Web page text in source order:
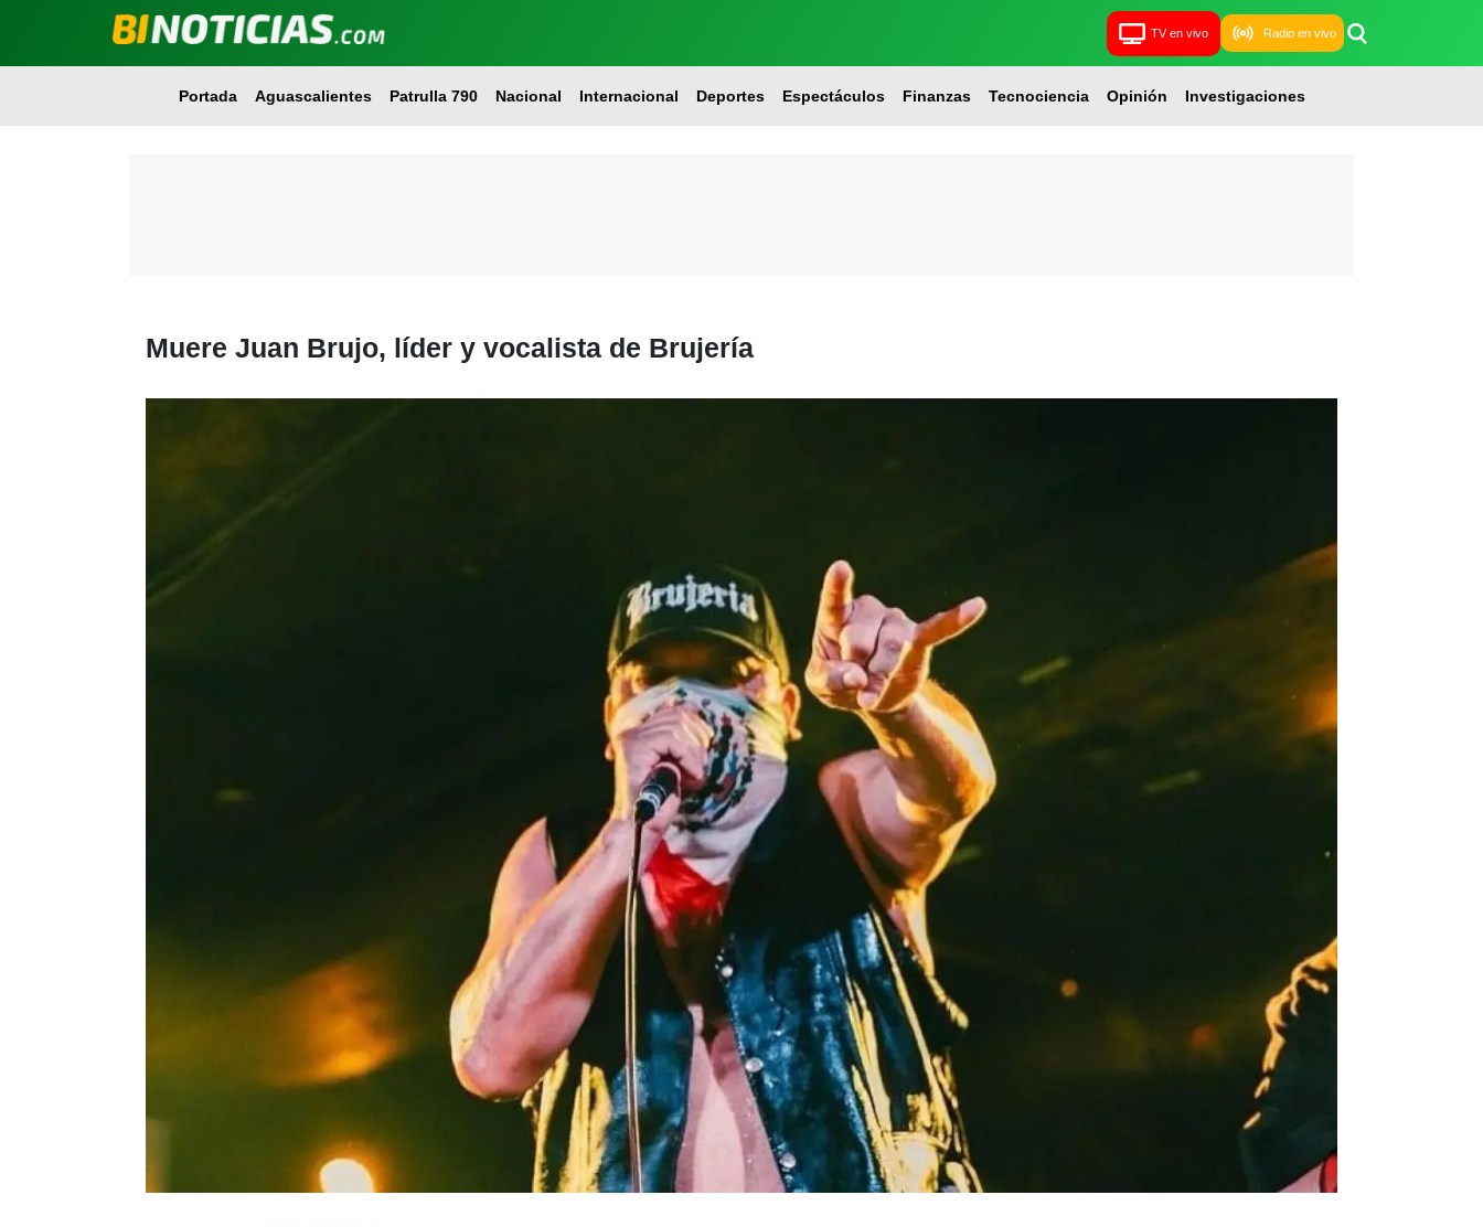
TV en vivo Radio en vivo
Portada Aguascalientes Patrulla 790 Nacional Internacional Deportes Espectáculos Finanzas Tecnociencia Opinión Investigaciones
Muere Juan Brujo, líder y vocalista de Brujería